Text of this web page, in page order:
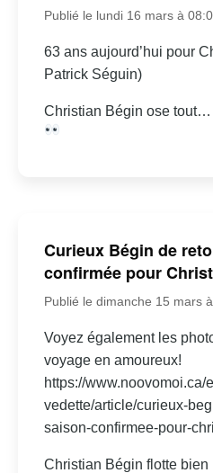
Publié le lundi 16 mars à
63 ans aujourd’hui pour
Patrick Séguin)
Christian Bégin ose
Curieux Bégin de
confirmée pour
Publié le dimanche 15 mars
Voyez également les
voyage en amoureux!
https://www.noovomoi.ca/
vedette/article/curieux-
saison-confirmee-pour-
Christian Bégin flotte bien